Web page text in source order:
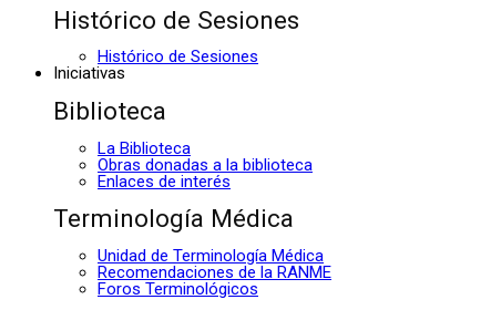
Histórico de Sesiones
Histórico de Sesiones
Iniciativas
Biblioteca
La Biblioteca
Obras donadas a la biblioteca
Enlaces de interés
Terminología Médica
Unidad de Terminología Médica
Recomendaciones de la RANME
Foros Terminológicos